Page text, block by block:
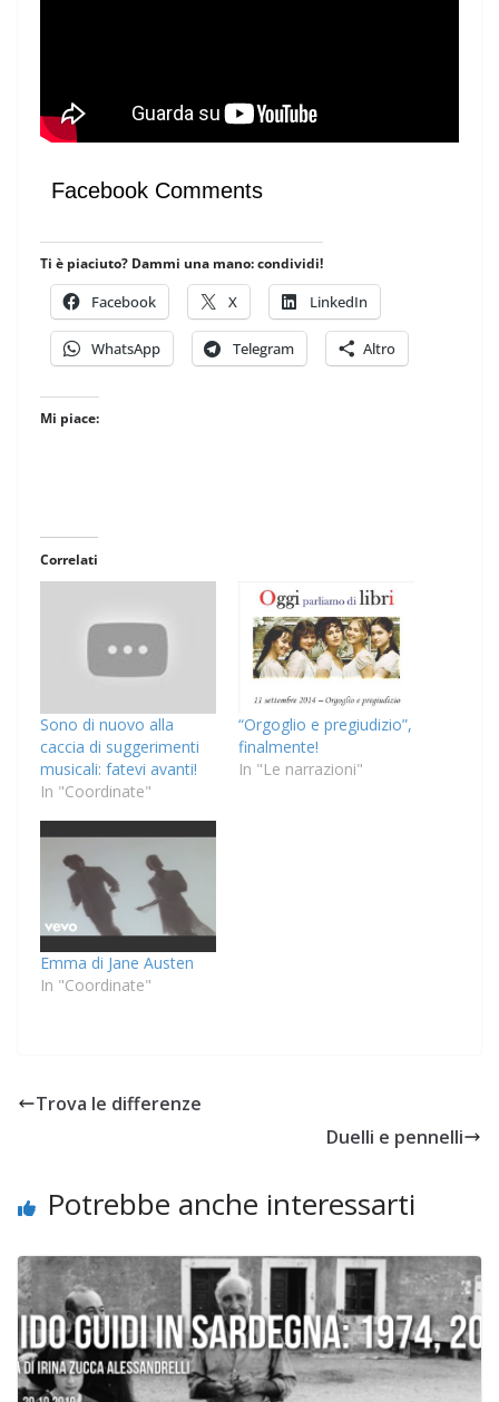
Facebook Comments
Ti è piaciuto? Dammi una mano: condividi!
Facebook X LinkedIn
WhatsApp Telegram Altro
Mi piace:
Correlati
Sono di nuovo alla
caccia di suggerimenti
musicali: fatevi avanti!
In "Coordinate"
“Orgoglio e pregiudizio”,
finalmente!
In "Le narrazioni"
Emma di Jane Austen
In "Coordinate"
Trova le differenze
Duelli e pennelli
Potrebbe anche interessarti